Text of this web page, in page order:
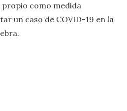
propio como medida
un caso de COVID-19 en la